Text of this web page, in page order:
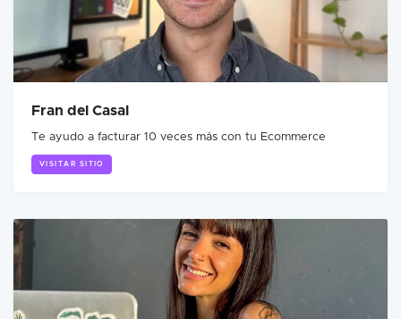
Fran del Casal
Te ayudo a facturar 10 veces más con tu Ecommerce
VISITAR SITIO